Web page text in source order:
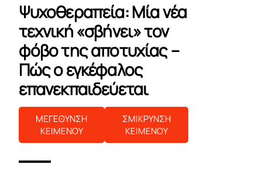
Ψυχοθεραπεία: Μία νέα
τεχνική «σβήνει» τον
φόβο της αποτυχίας –
Πώς ο εγκέφαλος
επανεκπαιδεύεται
ΜΕΓΕΘΥΝΣΗ
ΚΕΙΜΕΝΟΥ
ΣΜΙΚΡΥΝΣΗ
ΚΕΙΜΕΝΟΥ